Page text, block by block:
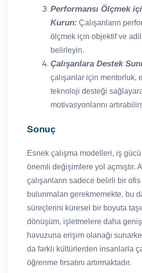
Performansı Ölçmek
Kurun: Çalışanların
ölçmek için objektif ve
belirleyin.
Çalışanlara Destek
çalışanlar için mentorluk,
teknoloji desteği
motivasyonlarını
Sonuç
Esnek çalışma modelleri, iş
önemli değişimlere yol açmıştır.
çalışanların sadece belirli bir ofis
bulunmaları gerekmemekte, bu
süreçlerini küresel bir boyuta
dönüşüm, işletmelere daha
havuzuna erişim olanağı
da farklı kültürlerden insanlarla
öğrenme fırsatını artırmaktadır.